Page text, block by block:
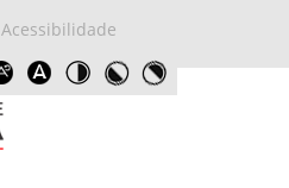
Acessibilidade